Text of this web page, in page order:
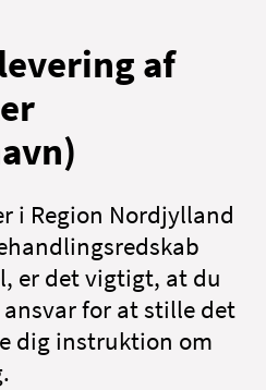
af
i Region Nordjylland
er det vigtigt, at du
for at stille det
dig instruktion om